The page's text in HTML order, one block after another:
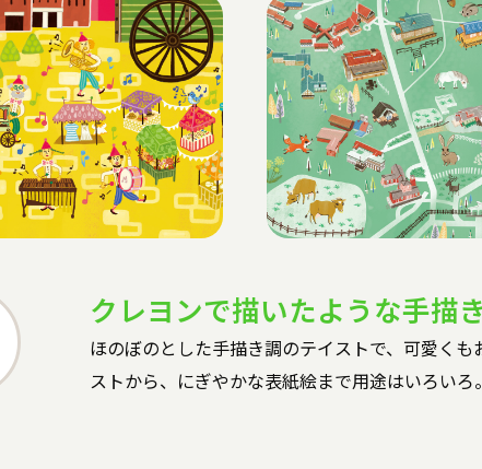
クレヨンで描いたような手描
ほのぼのとした手描き調のテイストで、可愛く
ストから、にぎやかな表紙絵まで用途はいろいろ。